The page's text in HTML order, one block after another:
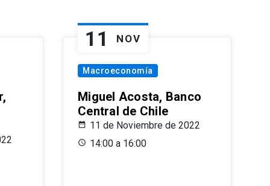
11 NOV
Macroeconomía
Miguel Acosta, Banco
Central de Chile
11 de Noviembre de 2022
14:00 a 16:00